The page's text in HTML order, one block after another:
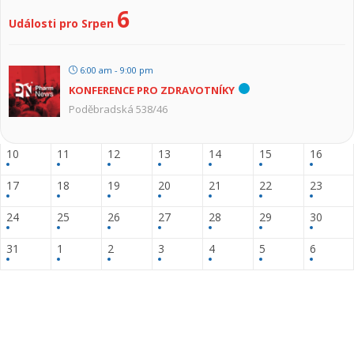
Události pro Srpen 6
6:00 am - 9:00 pm
KONFERENCE PRO ZDRAVOTNÍKY
Poděbradská 538/46
10 11 12 13 14 15 16
17 18 19 20 21 22 23
24 25 26 27 28 29 30
31 1 2 3 4 5 6